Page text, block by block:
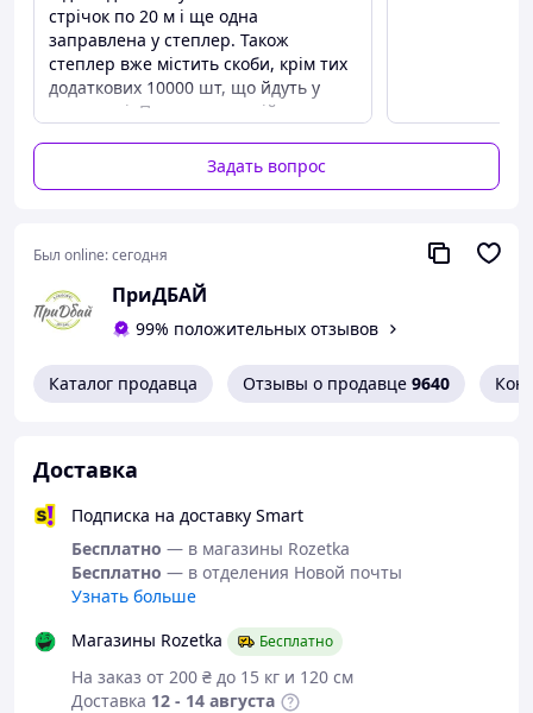
Характеристики :
Материал: пластик, металл
Цвет: зелёный
Вес: около 450 г
Размеры: представлены на изображении
Длина ленты: 20 м
Комплектация:
Рулон ленты — 10 катушек
Скобы — 10 000 шт
стрічок по 20 м і ще одна
заправлена у степлер. Також
степлер вже містить скоби, крім тих
додаткових 10000 шт, що йдуть у
комплекті. Пакування надійне –
також є запасне лезо та інструкція.
Зворотний зв'язок від продавця і
Висока якість товару, комплектація,
ціна
Недостатки
Недоліків не виявив
Задать вопрос
Был online:сегодня
ПриДБАЙ
99% положительных отзывов
Каталог продавца Отзывы о продавце 9640
Доставка
Подписка на доставку Smart
Бесплатно — в магазины Rozetka
Бесплатно — в отделения Новой почты
Узнать больше
Магазины Rozetka
Бесплатно
На заказ от 200 ₴ до 15 кг и 120 см
Доставка 12 - 14 августа